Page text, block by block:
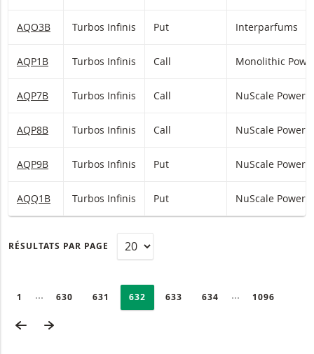
AQO3B Turbos Infinis Put Interparfums
AQP1B Turbos Infinis Call Monolithic
AQP7B Turbos Infinis Call NuScale Power
AQP8B Turbos Infinis Call NuScale Power
AQP9B Turbos Infinis Put NuScale Power
AQQ1B Turbos Infinis Put NuScale Power
RÉSULTATS PAR PAGE
PAGE
1 Collapsed pages
PAGE
630 PAGE
631 Selected:
PAGE
632 PAGE
633 PAGE
634 Collapsed
DERNIÈRE
1096
PAGE PRÉCÉDENTE